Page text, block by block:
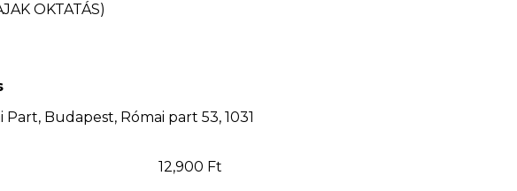
OKTATÁS)
Part, Budapest, Római part 53, 1031
12,900 Ft